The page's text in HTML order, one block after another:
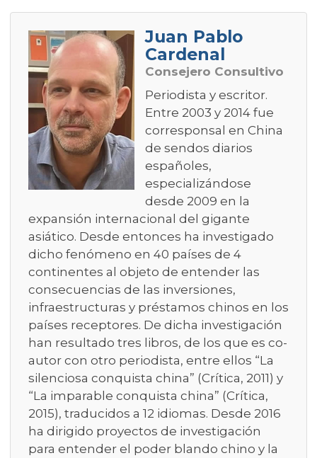
Juan Pablo
Cardenal
Consejero Consultivo
Periodista y escritor.
Entre 2003 y 2014 fue
corresponsal en China
de sendos diarios
españoles,
especializándose
desde 2009 en la
expansión internacional del gigante
asiático. Desde entonces ha investigado
dicho fenómeno en 40 países de 4
continentes al objeto de entender las
consecuencias de las inversiones,
infraestructuras y préstamos chinos en los
países receptores. De dicha investigación
han resultado tres libros, de los que es co-
autor con otro periodista, entre ellos “La
silenciosa conquista china” (Crítica, 2011) y
“La imparable conquista china” (Crítica,
2015), traducidos a 12 idiomas. Desde 2016
ha dirigido proyectos de investigación
para entender el poder blando chino y la